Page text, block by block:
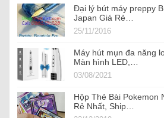
Đại lý bút máy preppy
Japan Giá Rẻ…
25/11/2016
Máy hút mụn đa năng
Màn hình LED,…
03/08/2021
Hộp Thẻ Bài Pokemon
Rẻ Nhất, Ship…